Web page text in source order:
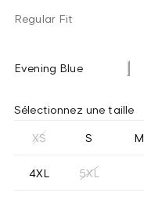
Regular Fit
Evening Blue
Sélectionnez une taille
XS S M
4XL 5XL